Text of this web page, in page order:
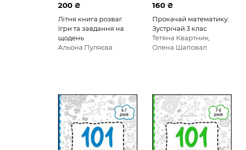
200 ₴
Літня книга розваг.
Ігри та завдання на
щодень
Альона Пуляєва
160 ₴
Прокачай математику.
Зустрічай 3 клас
Тетяна Квартник,
Олена Шаповал